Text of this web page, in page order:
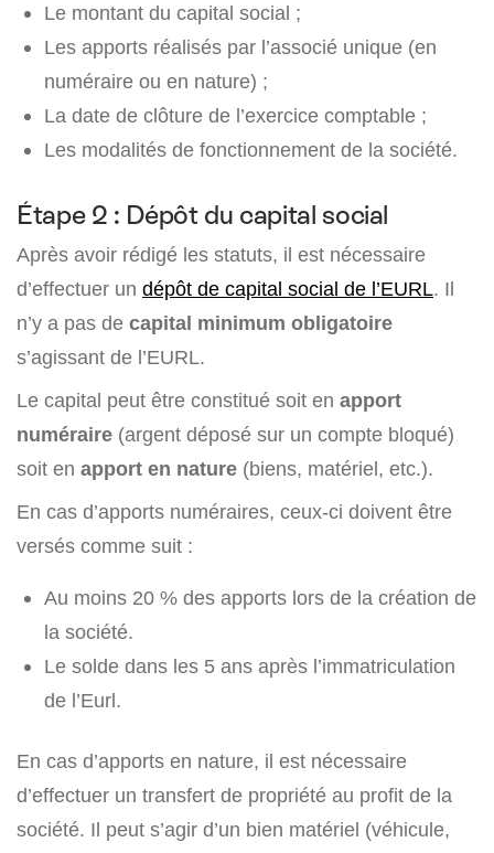
Le montant du capital social ;
Les apports réalisés par l’associé unique (en
numéraire ou en nature) ;
La date de clôture de l’exercice comptable ;
Les modalités de fonctionnement de la société.
Étape 2 : Dépôt du capital social
Après avoir rédigé les statuts, il est nécessaire
d’effectuer un dépôt de capital social de l’EURL. Il
n’y a pas de capital minimum obligatoire
s’agissant de l’EURL.
Le capital peut être constitué soit en apport
numéraire (argent déposé sur un compte bloqué)
soit en apport en nature (biens, matériel, etc.).
En cas d’apports numéraires, ceux-ci doivent être
versés comme suit :
Au moins 20 % des apports lors de la création de
la société.
Le solde dans les 5 ans après l’immatriculation
de l’Eurl.
En cas d’apports en nature, il est nécessaire
d’effectuer un transfert de propriété au profit de la
société. Il peut s’agir d’un bien matériel (véhicule,